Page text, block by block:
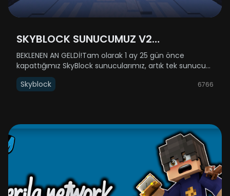
SKYBLOCK SUNUCUMUZ V2
GÜNCELLEMESİYLE AÇILIYOR!
BEKLENEN AN GELDİ!Tam olarak 1 ay 25 gün önce
kapattığımız SkyBlock sunucularımız, artık tek sunucu
halinde (SkyBlock 1-2 birleştirildi) geri dönüyor! 31 Aralık
Çarşamba günü yenilenmiş haliyle sizlere kapılarını
Skyblock 6766